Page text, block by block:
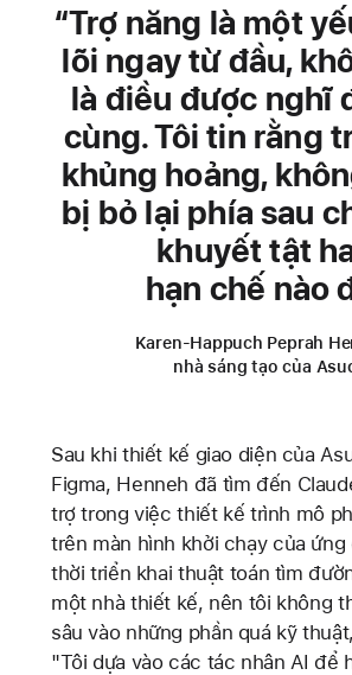
Trợ năng là một
lõi ngay từ đầu,
là điều được nghĩ
cùng. Tôi tin rằng
khủng hoảng,
bị bỏ lại phía sau
khuyết tật
hạn chế nào
Karen-Happuch Peprah
nhà sáng tạo của
Sau khi thiết kế giao diện của
Figma, Henneh đã tìm đến
trợ trong việc thiết kế trình mô
trên màn hình khởi chạy của
thời triển khai thuật toán tìm
một nhà thiết kế, nên tôi không
sâu vào những phần quá kỹ
"Tôi dựa vào các tác nhân AI để